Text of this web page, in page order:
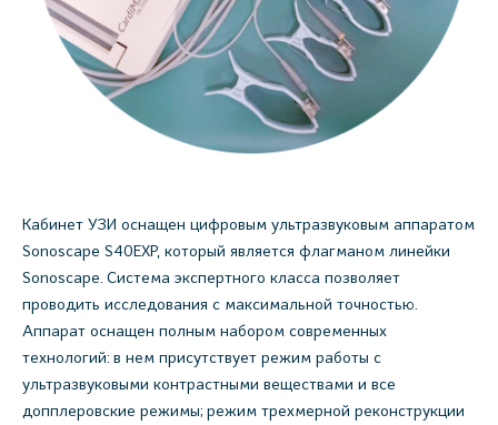
Кабинет УЗИ оснащен цифровым ультразвуковым аппаратом
Sonoscape S40EXP, который является флагманом линейки
Sonoscape. Система экспертного класса позволяет
проводить исследования с максимальной точностью.
Аппарат оснащен полным набором современных
технологий: в нем присутствует режим работы с
ультразвуковыми контрастными веществами и все
допплеровские режимы; режим трехмерной реконструкции